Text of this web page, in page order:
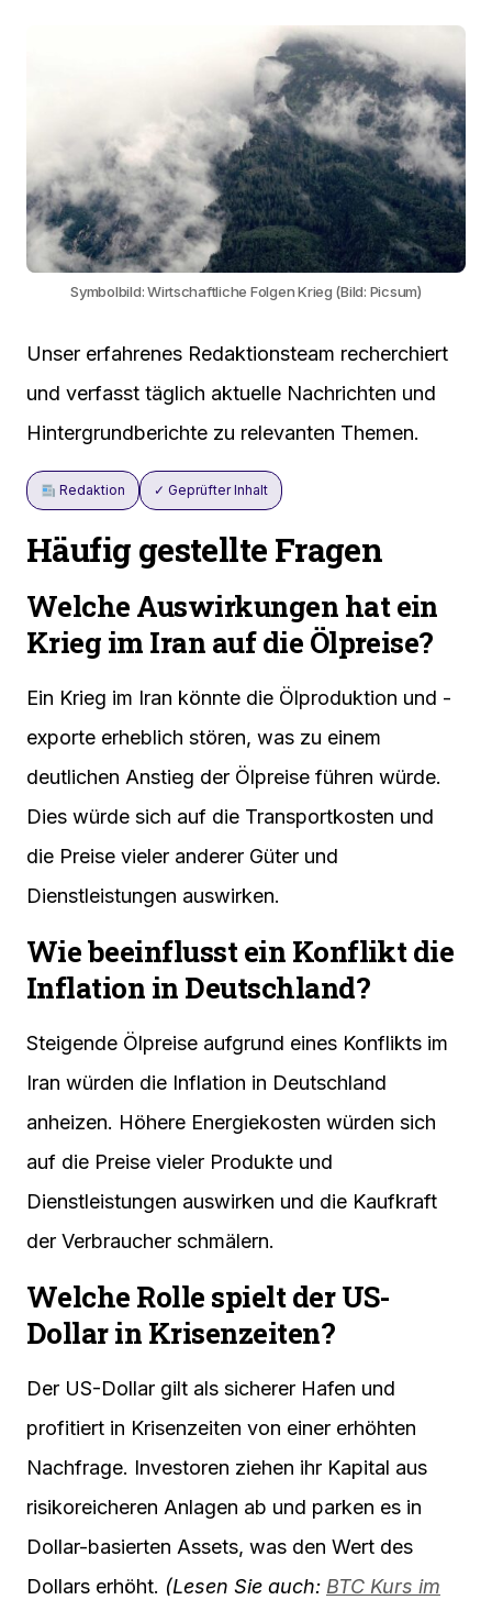
Symbolbild: Wirtschaftliche Folgen Krieg (Bild: Picsum)
Unser erfahrenes Redaktionsteam recherchiert
und verfasst täglich aktuelle Nachrichten und
Hintergrundberichte zu relevanten Themen.
Redaktion ✓ Geprüfter Inhalt
Häufig gestellte Fragen
Welche Auswirkungen hat ein
Krieg im Iran auf die Ölpreise?
Ein Krieg im Iran könnte die Ölproduktion und -
exporte erheblich stören, was zu einem
deutlichen Anstieg der Ölpreise führen würde.
Dies würde sich auf die Transportkosten und
die Preise vieler anderer Güter und
Dienstleistungen auswirken.
Wie beeinflusst ein Konflikt die
Inflation in Deutschland?
Steigende Ölpreise aufgrund eines Konflikts im
Iran würden die Inflation in Deutschland
anheizen. Höhere Energiekosten würden sich
auf die Preise vieler Produkte und
Dienstleistungen auswirken und die Kaufkraft
der Verbraucher schmälern.
Welche Rolle spielt der US-
Dollar in Krisenzeiten?
Der US-Dollar gilt als sicherer Hafen und
profitiert in Krisenzeiten von einer erhöhten
Nachfrage. Investoren ziehen ihr Kapital aus
risikoreicheren Anlagen ab und parken es in
Dollar-basierten Assets, was den Wert des
Dollars erhöht. (Lesen Sie auch: BTC Kurs im